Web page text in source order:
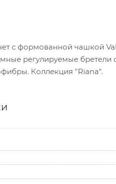
с формованной чашкой
регулируемые
Коллекция "Riana".